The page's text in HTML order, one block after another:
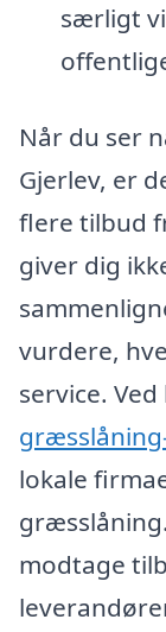
særligt
Når du ser
Gjerlev, er
flere tilbud
giver dig
vurdere,
service.
lokale
modtage